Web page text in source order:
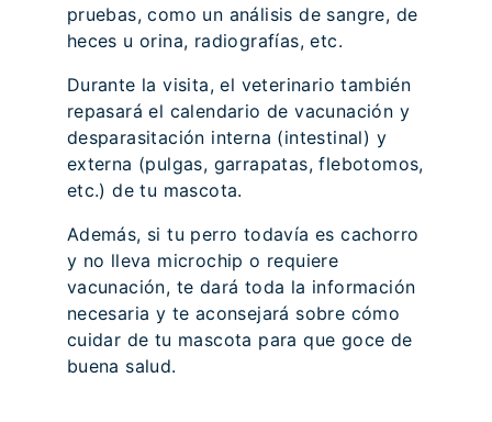
pruebas, como un análisis de sangre, de
heces u orina, radiografías, etc.
Durante la visita, el veterinario también
repasará el calendario de vacunación y
desparasitación interna (intestinal) y
externa (pulgas, garrapatas, flebotomos,
etc.) de tu mascota.
Además, si tu perro todavía es cachorro
y no lleva microchip o requiere
vacunación, te dará toda la información
necesaria y te aconsejará sobre cómo
cuidar de tu mascota para que goce de
buena salud.